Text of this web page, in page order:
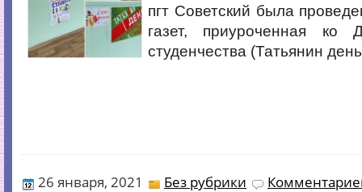
пгт Советский была
газет, приуроченная ко
студенчества (Татьянин
26 января, 2021 Без рубрики